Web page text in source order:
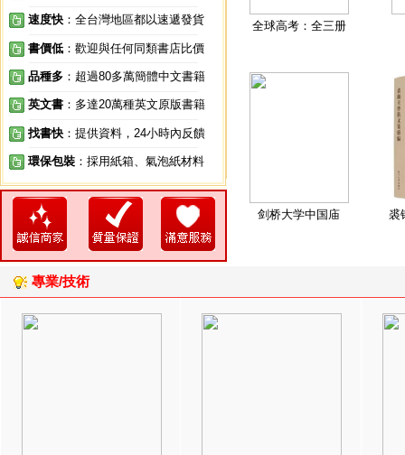
速度快 ：全台灣地區都以速遞發貨
書價低 ：歡迎與任何同類書店比價
品種多 ：超過80多萬簡體中文書籍
英文書 ：多達20萬種英文原版書籍
找書快 ：提供資料，24小時內反饋
環保包裝 ：採用紙箱、氣泡紙材料
全球高考：全三册
剑桥大学中国庙 裘
專業/技術